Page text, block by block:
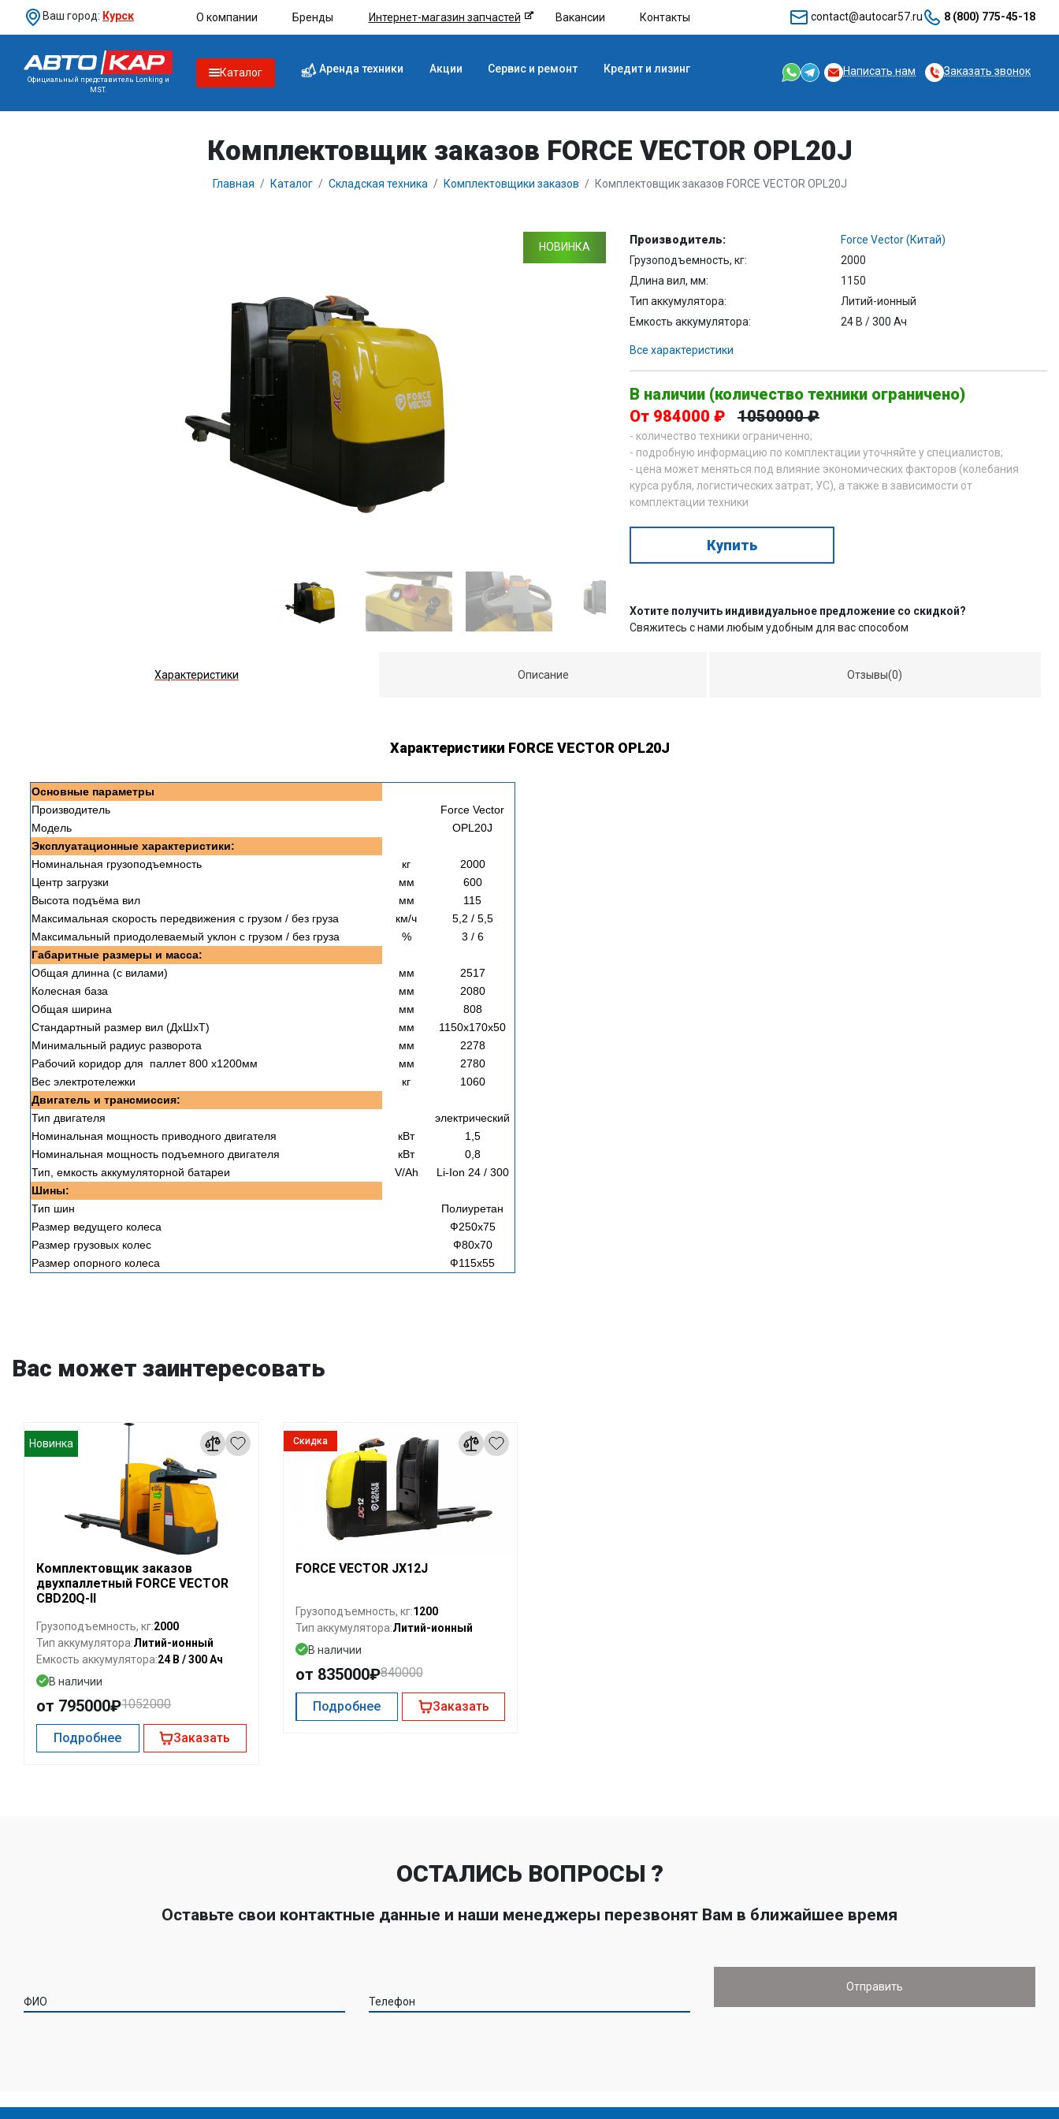
Ваш город: Курск О компании Бренды Интернет-магазин запчастей Вакансии Контакты contact@autocar57.ru 8 (800) 775-45-18
Официальный представитель Lonking и
MST.
Каталог Аренда техники Акции Сервис и ремонт Кредит и лизинг Написать нам Заказать звонок
Комплектовщик заказов FORCE VECTOR OPL20J
Главная Каталог Складская техника Комплектовщики заказов Комплектовщик заказов FORCE VECTOR OPL20J
НОВИНКА
Производитель:
Force Vector (Китай)
Грузоподъемность, кг:
2000
Длина вил, мм:
1150
Тип аккумулятора:
Литий-ионный
Емкость аккумулятора:
24 В / 300 Ач
Все характеристики
В наличии (количество техники ограничено)
От 984000 ₽
1050000 ₽
- количество техники ограниченно;
- подробную информацию по комплектации уточняйте у специалистов;
- цена может меняться под влияние экономических факторов (колебания
курса рубля, логистических затрат, УС), а также в зависимости от
комплектации техники
Купить
Хотите получить индивидуальное предложение со скидкой?
Свяжитесь с нами любым удобным для вас способом
Характеристики Описание Отзывы(0)
Характеристики FORCE VECTOR OPL20J
Основные параметры
Производитель
Force Vector
Модель
OPL20J
Эксплуатационные характеристики:
Номинальная грузоподъемность
кг
2000
Центр загрузки
мм
600
Высота подъёма вил
мм
115
Максимальная скорость передвижения с грузом / без груза
км/ч
5,2 / 5,5
Максимальный приодолеваемый уклон с грузом / без груза
%
3 / 6
Габаритные размеры и масса:
Общая длинна (с вилами)
мм
2517
Колесная база
мм
2080
Общая ширина
мм
808
Стандартный размер вил (ДxШxТ)
мм
1150х170х50
Минимальный радиус разворота
мм
2278
Рабочий коридор для паллет 800 х1200мм
мм
2780
Вес электротележки
кг
1060
Двигатель и трансмиссия:
Тип двигателя
электрический
Номинальная мощность приводного двигателя
кВт
1,5
Номинальная мощность подъемного двигателя
кВт
0,8
Тип, емкость аккумуляторной батареи
V/Ah
Li-Ion 24 / 300
Шины:
Тип шин
Полиуретан
Размер ведущего колеса
Ф250х75
Размер грузовых колес
Ф80х70
Размер опорного колеса
Ф115х55
Вас может заинтересовать
Новинка
Комплектовщик заказов
двухпаллетный FORCE VECTOR
CBD20Q-II
Грузоподъемность, кг:2000
Тип аккумулятора:Литий-ионный
Емкость аккумулятора:24 В / 300 Ач
В наличии
от 795000₽1052000
Подробнее Заказать
Скидка
FORCE VECTOR JX12J
Грузоподъемность, кг:1200
Тип аккумулятора:Литий-ионный
В наличии
от 835000₽840000
Подробнее Заказать
ОСТАЛИСЬ ВОПРОСЫ ?
Оставьте свои контактные данные и наши менеджеры перезвонят Вам в ближайшее время
ФИО Телефон